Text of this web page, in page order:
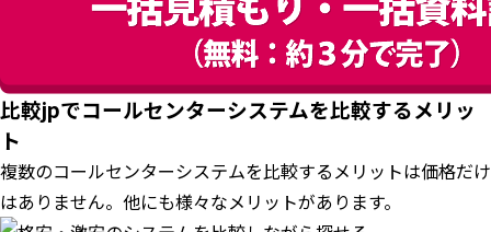
比較jpでコールセンターシステムを比較するメリッ
ト
複数のコールセンターシステムを比較するメリットは価格だけ
はありません。他にも様々なメリットがあります。